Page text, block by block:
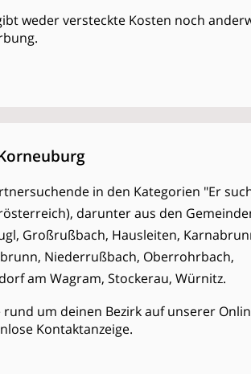
weder versteckte Kosten noch
in den Kategorien "Er
darunter aus den
Großrußbach, Hausleiten,
Niederrußbach, Oberrohrbach,
am Wagram, Stockerau, Würnitz.
um deinen Bezirk auf unserer
Kontaktanzeige.